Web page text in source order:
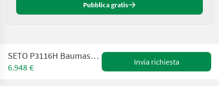
Pubblica gratis
SETO P3116H Baumaschinentransporter - lagernd
6.948 €
Invia richiesta